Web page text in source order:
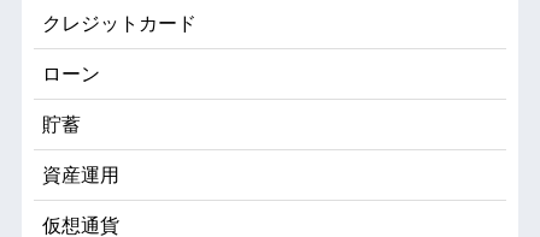
クレジットカード
ローン
貯蓄
資産運用
仮想通貨